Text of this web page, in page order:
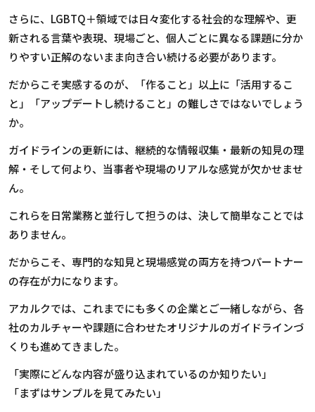
さらに、 LGBTQ＋領域では日々変化する社会的な理解や、更
新される言葉や表現、現場ごと、個人ごとに異なる課題に分か
りやすい正解のないまま向き合い続ける必要があります。
だからこそ実感するのが、「作ること」以上に「活用するこ
と」「アップデートし続けること」の難しさではないでしょう
か。
ガイドラインの更新には、継続的な情報収集・最新の知見の理
解・そして何より、当事者や現場のリアルな感覚が欠かせませ
ん。
これらを日常業務と並行して担うのは、決して簡単なことでは
ありません。
だからこそ、専門的な知見と現場感覚の両方を持つパートナー
の存在が力になります。
アカルクでは、これまでにも多くの企業とご一緒しながら、各
社のカルチャーや課題に合わせたオリジナルのガイドラインづ
くりも進めてきました。
「実際にどんな内容が盛り込まれているのか知りたい」
「まずはサンプルを見てみたい」